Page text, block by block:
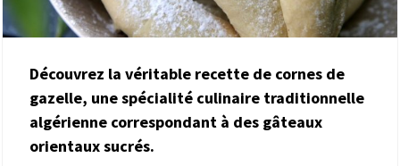
Découvrez la véritable recette de cornes de
gazelle, une spécialité culinaire traditionnelle
algérienne correspondant à des gâteaux
orientaux sucrés.